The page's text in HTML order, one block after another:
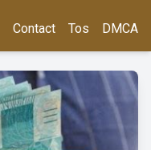
Contact Tos DMCA